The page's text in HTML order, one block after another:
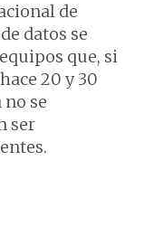
de
datos se
que, si
20 y 30
se
ser